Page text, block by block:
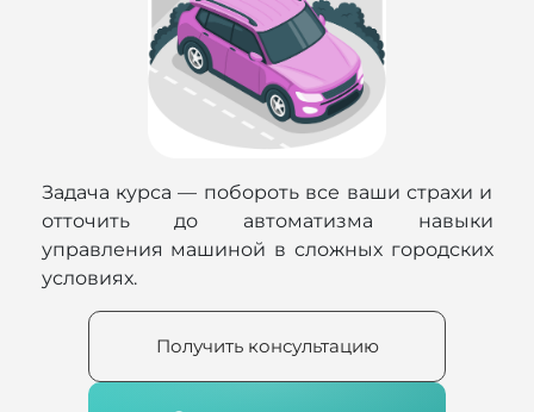
Задача курса — побороть все ваши страхи и
отточить до автоматизма навыки
управления машиной в сложных городских
условиях.
Получить консультацию